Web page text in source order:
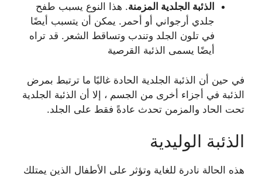
الذئبة الجلدية المزمنة. هذا النوع يسبب طفح
جلدي أرجواني أو أحمر. يمكن أن يتسبب أيضًا
في تلون الجلد وتندب وتساقط الشعر. قد تراه
أيضًا يسمى الذئبة القرصية
في حين أن الذئبة الجلدية الحادة غالبًا ما ترتبط بمرض
الذئبة في أجزاء أخرى من الجسم ، إلا أن الذئبة الجلدية
تحت الحاد والمزمن تحدث عادةً فقط على الجلد.
الذئبة الوليدية
هذه الحالة نادرة للغاية وتؤثر على الأطفال الذين يمتلك